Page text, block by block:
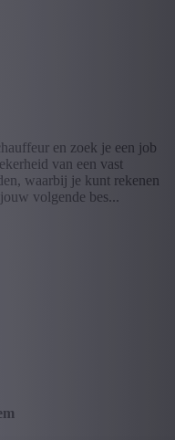
en zoek je een job
van een vast
waarbij je kunt rekenen
volgende bes...